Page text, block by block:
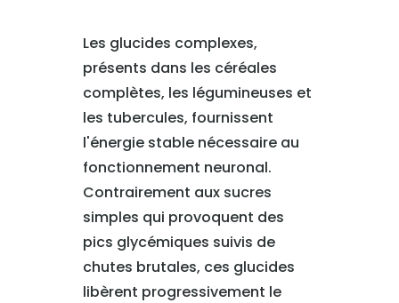
Les glucides complexes,
présents dans les céréales
complètes, les légumineuses et
les tubercules, fournissent
l'énergie stable nécessaire au
fonctionnement neuronal.
Contrairement aux sucres
simples qui provoquent des
pics glycémiques suivis de
chutes brutales, ces glucides
libèrent progressivement le